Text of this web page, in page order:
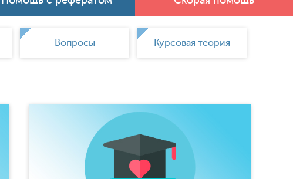
Вопросы Курсовая теория